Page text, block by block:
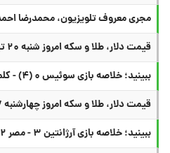
مجری معروف تلویزیون، محمدرضا
قیمت دلار، طلا و سکه امروز شنبه ۲۰ تیر
ببینید؛ خلاصه بازی سوئیس ۰ (۴) - کلمبیا ۰ (۳) در جام جهانی
قیمت دلار، طلا و سکه امروز چهارشنبه ۱۷ تیر ۱۴۰۵
ببینید؛ خلاصه بازی آرژانتین ۳ - مصر ۲ در جام جهانی